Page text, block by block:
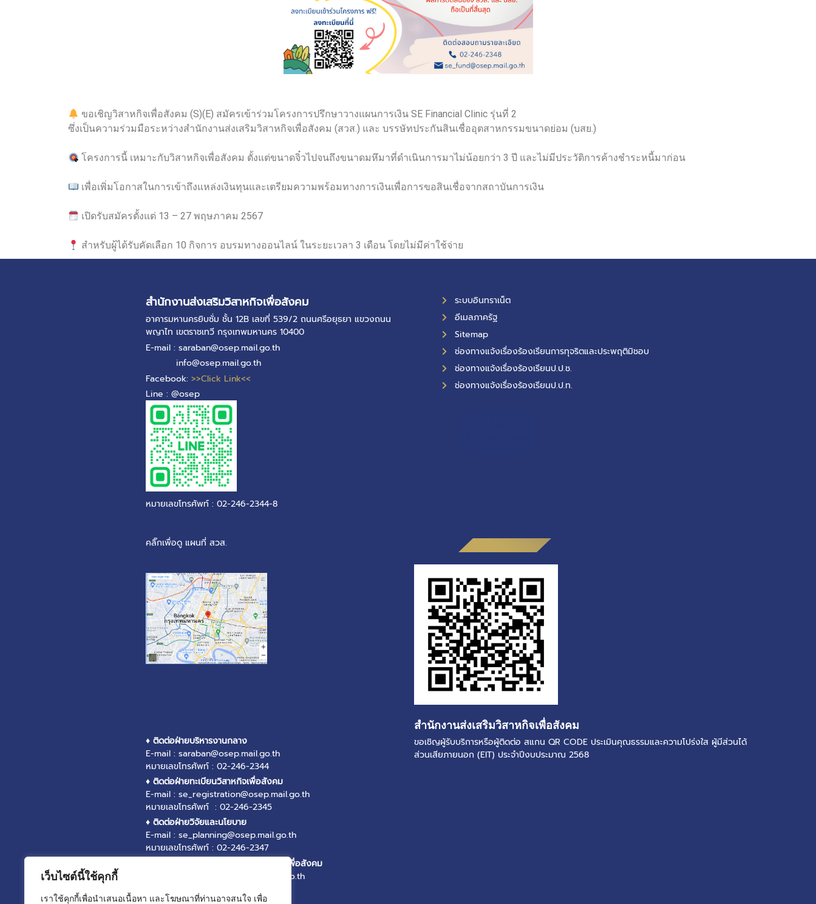
เว็บไซต์นี้ใช้คุกกี้
เราใช้คุกกี้เพื่อนำเสนอเนื้อหา และโฆษณาที่ท่านอาจสนใจ เพื่อ
ขอเชิญวิสาหกิจเพื่อสังคม (S)(E) สมัครเข้าร่วมโครงการปรึกษาวางแผนการเงิน SE Financial Clinic รุ่นที่ 2
ซึ่งเป็นความร่วมมือระหว่างสำนักงานส่งเสริมวิสาหกิจเพื่อสังคม (สวส.) และ บรรษัทประกันสินเชื่ออุตสาหกรรมขนาดย่อม (บสย.)
โครงการนี้ เหมาะกับวิสาหกิจเพื่อสังคม ตั้งแต่ขนาดจิ๋วไปจนถึงขนาดมหึมาที่ดำเนินการมาไม่น้อยกว่า 3 ปี และไม่มีประวัติการค้างชำระหนี้มาก่อน
เพื่อเพิ่มโอกาสในการเข้าถึงแหล่งเงินทุนและเตรียมความพร้อมทางการเงินเพื่อการขอสินเชื่อจากสถาบันการเงิน
เปิดรับสมัครตั้งแต่ 13 – 27 พฤษภาคม 2567
สำหรับผู้ได้รับคัดเลือก 10 กิจการ อบรมทางออนไลน์ ในระยะเวลา 3 เดือน โดยไม่มีค่าใช้จ่าย
สำนักงานส่งเสริมวิสาหกิจเพื่อสังคม
อาคารมหานครยิบซั่ม ชั้น 12B เลขที่ 539/2 ถนนศรีอยุธยา แขวงถนน
พญาไท เขตราชเทวี กรุงเทพมหานคร 10400
E-mail : saraban@osep.mail.go.th
info@osep.mail.go.th
Facebook: >>Click Link<<
Line : @osep
หมายเลขโทรศัพท์ : 02-246-2344-8
คลิ๊กเพื่อดู แผนที่ สวส.
♦ ติดต่อฝ่ายบริหารงานกลาง
E-mail : saraban@osep.mail.go.th
หมายเลขโทรศัพท์ : 02-246-2344
♦ ติดต่อฝ่ายทะเบียนวิสาหกิจเพื่อสังคม
E-mail : se_registration@osep.mail.go.th
หมายเลขโทรศัพท์ : 02-246-2345
♦ ติดต่อฝ่ายวิจัยและนโยบาย
E-mail : se_planning@osep.mail.go.th
หมายเลขโทรศัพท์ : 02-246-2347
♦ ติดต่อฝ่ายส่งเสริมและพัฒนาวิสาหกิจเพื่อสังคม
E-mail : se_promotion@osep.mail.go.th
ระบบอินทราเน็ต
อีเมลภาครัฐ
Sitemap
ช่องทางแจ้งเรื่องร้องเรียนการทุจริตและประพฤติมิชอบ
ช่องทางแจ้งเรื่องร้องเรียนป.ป.ช.
ช่องทางแจ้งเรื่องร้องเรียนป.ป.ท.
สำนักงานส่งเสริมวิสาหกิจเพื่อสังคม
ขอเชิญผู้รับบริการหรือผู้ติดต่อ สแกน QR CODE ประเมินคุณธรรมและความโปร่งใส ผู้มีส่วนได้
ส่วนเสียภายนอก (EIT) ประจำปีงบประมาณ 2568